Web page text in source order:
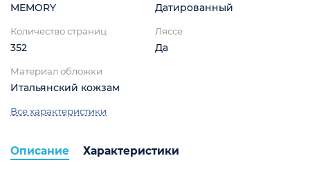
MEMORY Датированный
Количество страниц
352
Ляссе
Да
Материал обложки
Итальянский кожзам
Все характеристики
Описание Характеристики